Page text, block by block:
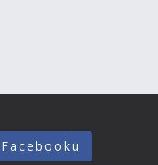
Facebooku